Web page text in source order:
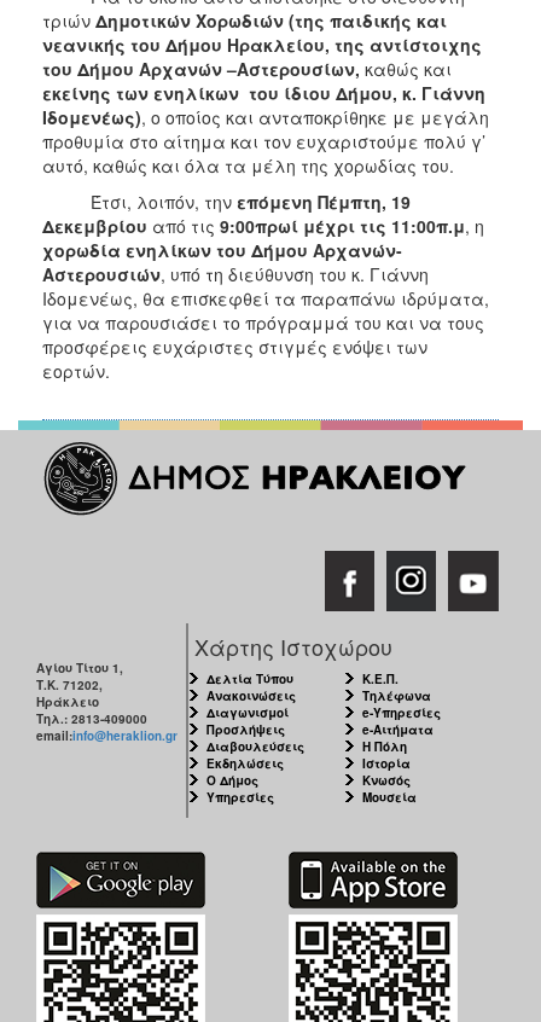
ΗΡΑΚΛΕΙΟ
τριών Δημοτικών Χορωδιών (της παιδικής και
νεανικής του Δήμου Ηρακλείου, της αντίστοιχης
του Δήμου Αρχανών –Αστερουσίων, καθώς και
εκείνης των ενηλίκων του ίδιου Δήμου, κ. Γιάννη
Ιδομενέως), ο οποίος και ανταποκρίθηκε με μεγάλη
προθυμία στο αίτημα και τον ευχαριστούμε πολύ γ’
αυτό, καθώς και όλα τα μέλη της χορωδίας του.
Έτσι, λοιπόν, την επόμενη Πέμπτη, 19
Δεκεμβρίου από τις 9:00πρωί μέχρι τις 11:00π.μ, η
χορωδία ενηλίκων του Δήμου Αρχανών-
Αστερουσιών, υπό τη διεύθυνση του κ. Γιάννη
Ιδομενέως, θα επισκεφθεί τα παραπάνω ιδρύματα,
για να παρουσιάσει το πρόγραμμά του και να τους
προσφέρεις ευχάριστες στιγμές ενόψει των
εορτών.
Αγίου Τίτου 1,
Τ.Κ. 71202,
Ηράκλειο
Τηλ.: 2813-409000
email:info@heraklion.gr
Χάρτης Ιστοχώρου
Δελτία Τύπου
Ανακοινώσεις
Διαγωνισμοί
Προσλήψεις
Διαβουλεύσεις
Εκδηλώσεις
Ο Δήμος
Υπηρεσίες
Κ.Ε.Π.
Τηλέφωνα
e-Υπηρεσίες
e-Αιτήματα
Η Πόλη
Ιστορία
Κνωσός
Μουσεία